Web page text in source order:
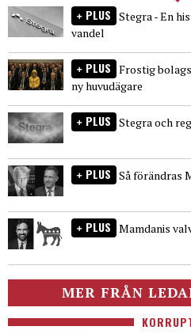
PLUS Stegra - En
vandel
PLUS Frostig
ny huvudägare
PLUS Stegra och
PLUS Så förändras
PLUS Mamdanis
MER FRÅN